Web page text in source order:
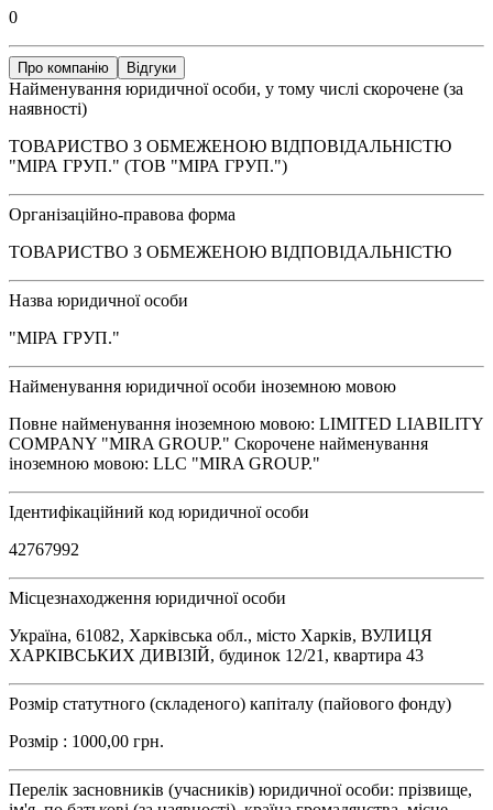
0
Про компанію Відгуки
Найменування юридичної особи, у тому числі скорочене (за
наявності)
ТОВАРИСТВО З ОБМЕЖЕНОЮ ВІДПОВІДАЛЬНІСТЮ
"МІРА ГРУП." (ТОВ "МІРА ГРУП.")
Організаційно-правова форма
ТОВАРИСТВО З ОБМЕЖЕНОЮ ВІДПОВІДАЛЬНІСТЮ
Назва юридичної особи
"МІРА ГРУП."
Найменування юридичної особи іноземною мовою
Повне найменування іноземною мовою: LIMITED LIABILITY
COMPANY "MIRA GROUP." Скорочене найменування
іноземною мовою: LLC "MIRA GROUP."
Ідентифікаційний код юридичної особи
42767992
Місцезнаходження юридичної особи
Україна, 61082, Харківська обл., місто Харків, ВУЛИЦЯ
ХАРКІВСЬКИХ ДИВІЗІЙ, будинок 12/21, квартира 43
Розмір статутного (складеного) капіталу (пайового фонду)
Розмір : 1000,00 грн.
Перелік засновників (учасників) юридичної особи: прізвище,